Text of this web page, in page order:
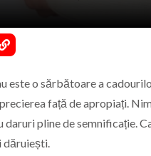
este o sărbătoare a
față de apropiați.
daruri pline de semnificație.
dăruiești.